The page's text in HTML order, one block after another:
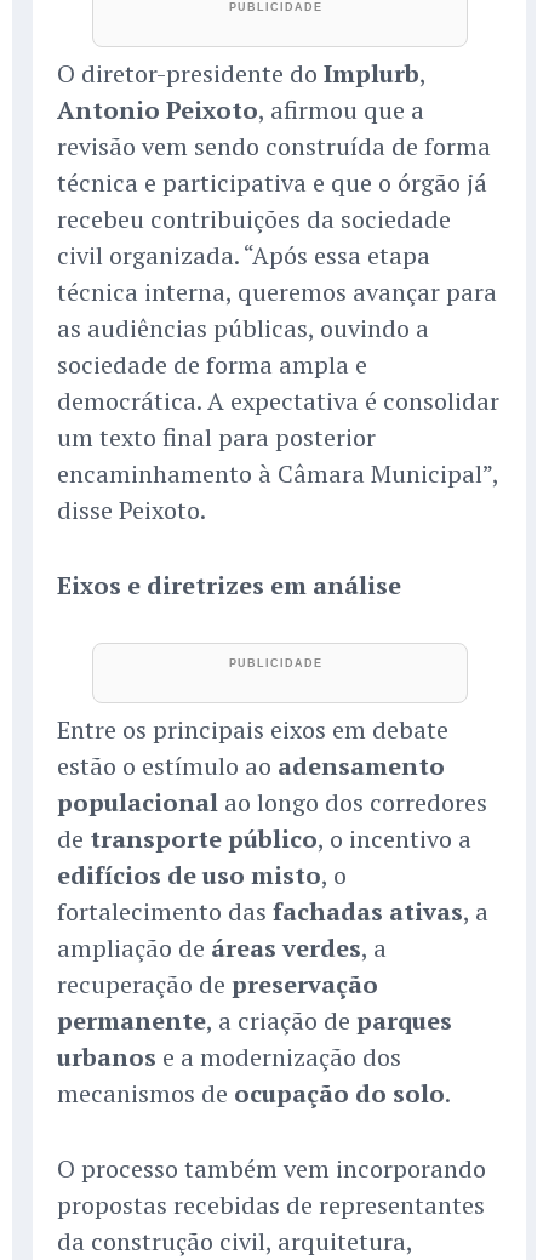
O diretor-presidente do Implurb,
Antonio Peixoto, afirmou que a
revisão vem sendo construída de forma
técnica e participativa e que o órgão já
recebeu contribuições da sociedade
civil organizada. “Após essa etapa
técnica interna, queremos avançar para
as audiências públicas, ouvindo a
sociedade de forma ampla e
democrática. A expectativa é consolidar
um texto final para posterior
encaminhamento à Câmara Municipal”,
disse Peixoto.
Eixos e diretrizes em análise
Entre os principais eixos em debate
estão o estímulo ao adensamento
populacional ao longo dos corredores
de transporte público, o incentivo a
edifícios de uso misto, o
fortalecimento das fachadas ativas, a
ampliação de áreas verdes, a
recuperação de preservação
permanente, a criação de parques
urbanos e a modernização dos
mecanismos de ocupação do solo.
O processo também vem incorporando
propostas recebidas de representantes
da construção civil, arquitetura,